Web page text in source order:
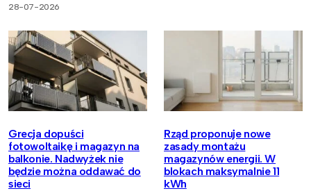
28-07-2026
Grecja dopuści
fotowoltaikę i magazyn na
balkonie. Nadwyżek nie
będzie można oddawać do
sieci
Rząd proponuje nowe
zasady montażu
magazynów energii. W
blokach maksymalnie 11
kWh